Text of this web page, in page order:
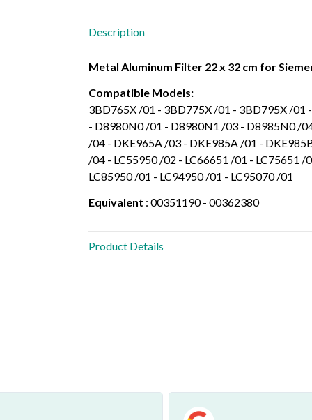
Description
Metal Aluminum Filter 22 x 32 cm for
Compatible Models:
3BD765X /01 - 3BD775X /01 - 3BD795X /
- D8980N0 /01 - D8980N1 /03 - D8985N0 /
/04 - DKE965A /03 - DKE985A /01 -
/04 - LC55950 /02 - LC66651 /01 - LC75651
LC85950 /01 - LC94950 /01 - LC95070 /01
Equivalent : 00351190 - 00362380
Product Details